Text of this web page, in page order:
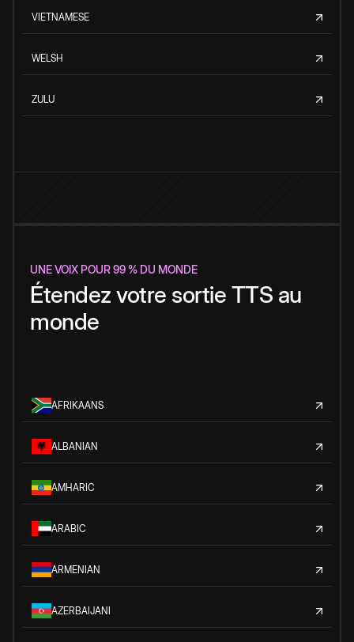
VIETNAMESE
WELSH
ZULU
UNE VOIX POUR 99 % DU MONDE
Étendez votre sortie TTS au
monde
AFRIKAANS
ALBANIAN
AMHARIC
ARABIC
ARMENIAN
AZERBAIJANI